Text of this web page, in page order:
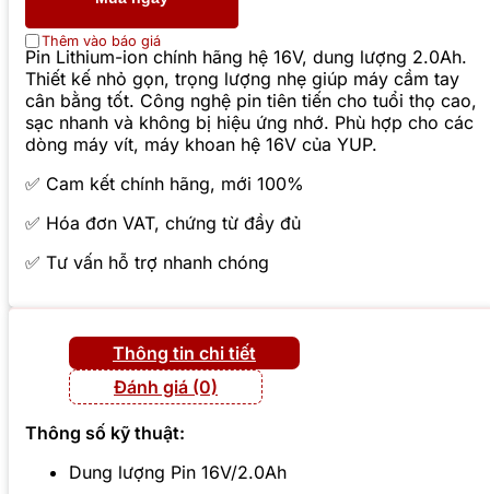
Thêm vào báo giá
Pin Lithium-ion chính hãng hệ 16V, dung lượng 2.0Ah.
Thiết kế nhỏ gọn, trọng lượng nhẹ giúp máy cầm tay
cân bằng tốt. Công nghệ pin tiên tiến cho tuổi thọ cao,
sạc nhanh và không bị hiệu ứng nhớ. Phù hợp cho các
dòng máy vít, máy khoan hệ 16V của YUP.
✅ Cam kết chính hãng, mới 100%
✅ Hóa đơn VAT, chứng từ đầy đủ
✅ Tư vấn hỗ trợ nhanh chóng
Thông tin chi tiết
Đánh giá (0)
Thông số kỹ thuật:
Dung lượng Pin 16V/2.0Ah